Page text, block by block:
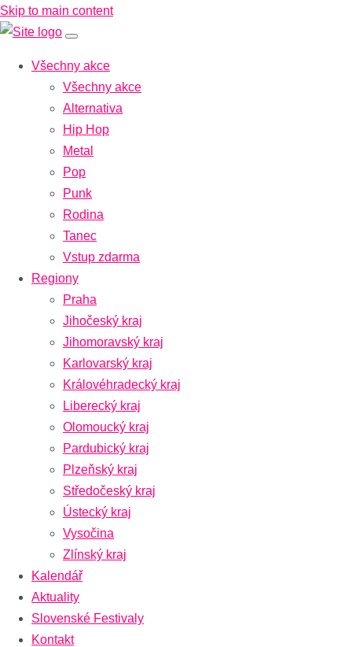
Skip to main content
Všechny akce
Všechny akce
Alternativa
Hip Hop
Metal
Pop
Punk
Rodina
Tanec
Vstup zdarma
Regiony
Praha
Jihočeský kraj
Jihomoravský kraj
Karlovarský kraj
Královéhradecký kraj
Liberecký kraj
Olomoucký kraj
Pardubický kraj
Plzeňský kraj
Středočeský kraj
Ústecký kraj
Vysočina
Zlínský kraj
Kalendář
Aktuality
Slovenské Festivaly
Kontakt